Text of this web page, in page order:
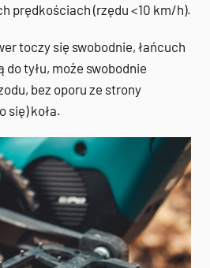
prędkościach (rzędu <10 km/h).
toczy się swobodnie, łańcuch
tyłu, może swobodnie
bez oporu ze strony
się) koła.